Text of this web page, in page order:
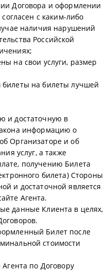
Договора и оформлении
с каким-либо
наличия нарушений
Российской
на свои услуги, размер
на билеты лучшей
и достаточную в
информацию о
Организаторе и об
услуг, а также
получению Билета
билета) Стороны
и достаточной является
Агента.
данные Клиента в целях,
Билет после
стоимости
по Договору